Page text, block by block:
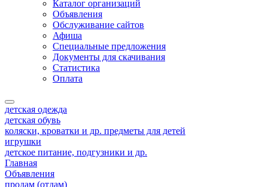
Каталог организаций
Объявления
Обслуживание сайтов
Афиша
Специальные предложения
Документы для скачивания
Статистика
Оплата
детская одежда
детская обувь
коляски, кроватки и др. предметы для детей
игрушки
детское питание, подгузники и др.
Главная
Объявления
продам (отдам)